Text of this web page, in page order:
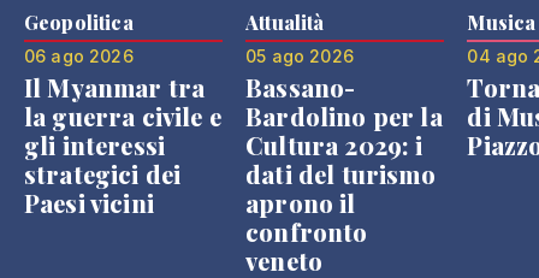
Geopolitica
06 ago 2026
Il Myanmar tra
la guerra civile e
gli interessi
strategici dei
Paesi vicini
Attualità
05 ago 2026
Bassano-
Bardolino per la
Cultura 2029: i
dati del turismo
aprono il
confronto
veneto
Musica
04 ago
di